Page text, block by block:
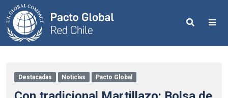
Search
Destacadas Noticias Pacto Global